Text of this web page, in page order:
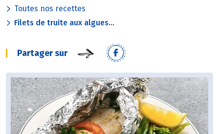
Toutes nos recettes
Filets de truite aux algues...
Partager sur